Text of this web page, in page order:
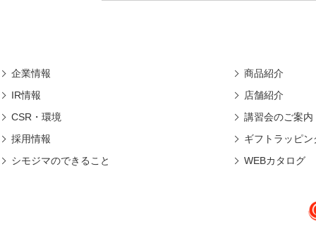
企業情報
IR情報
CSR・環境
採用情報
シモジマのできること
商品紹介
店舗紹介
講習会のご案内
ギフトラッピン
WEBカタログ